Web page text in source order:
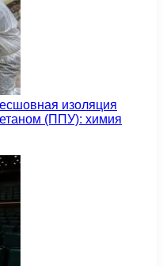
изоляция
(ППУ): химия